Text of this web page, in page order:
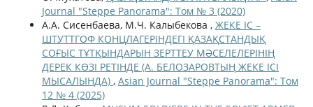
Journal "Steppe Panorama": Том № 3 (2020)
А.А. Сисенбаева, М.Ч. Калыбекова , ЖЕКЕ ІС –
ШТУТТГОФ КОНЦЛАГЕРІНДЕГІ ҚАЗАҚСТАНДЫҚ
СОҒЫС ТҰТҚЫНДАРЫН ЗЕРТТЕУ МӘСЕЛЕЛЕРІНІҢ
ДЕРЕК КӨЗІ РЕТІНДЕ (А. БЕЛОЗАРОВТЫҢ ЖЕКЕ ІСІ
МЫСАЛЫНДА) , Asian Journal "Steppe Panorama": Том
12 № 4 (2025)